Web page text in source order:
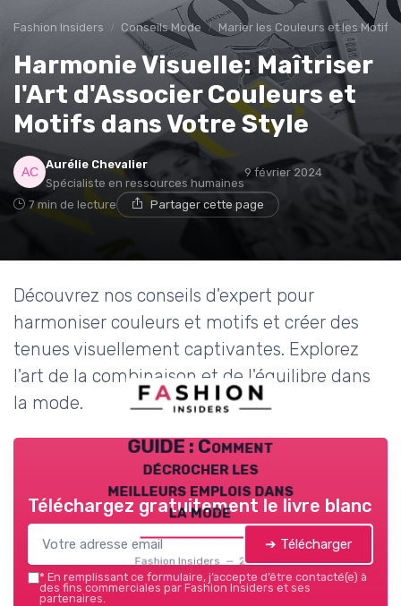
Fashion Insiders Conseils Mode Marier les Couleurs et les Motifs
Harmonie Visuelle: Maîtriser
l'Art d'Associer Couleurs et
Motifs dans Votre Style
Aurélie Chevalier
Spécialiste en ressources humaines
9 février 2024
7 min de lecture Partager cette page
Découvrez nos conseils d'expert pour
harmoniser couleurs et motifs et créer des
tenues visuellement captivantes. Explorez
l'art de la combinaison et de l'équilibre dans
la mode.
GUIDE : Comment
décrocher les
meilleurs emplois dans
la mode
Fashion Insiders — 2026
Téléchargez gratuitement le livre blanc
➔ Télécharger
* En remplissant ce formulaire, j’accepte d’être contacté(e) à
des fins commerciales par Fashion Insiders et ses
partenaires.